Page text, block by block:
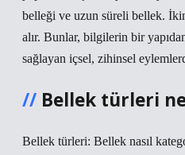
belleği ve uzun süreli bellek.
alır. Bunlar, bilgilerin bir
sağlayan içsel, zihinsel
Bellek türleri
Bellek türleri: Bellek nasıl